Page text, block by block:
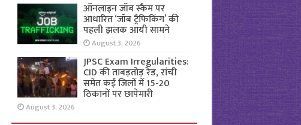
ऑनलाइन जॉब स्कैम पर
आधारित ‘जॉब ट्रैफिकिंग’ की
पहली झलक आयी सामने
August 3, 2026
JPSC Exam Irregularities:
CID की ताबड़तोड़ रेड, रांची
समेत कई जिलों में 15-20
ठिकानों पर छापेमारी
August 3, 2026